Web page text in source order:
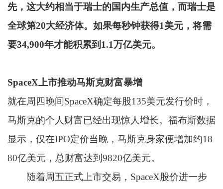
先，这大约相当于瑞士的国内生产总值，而瑞士是
全球第20大经济体。如果每秒钟获得1美元，将需
要34,900年才能积累到1.1万亿美元。
SpaceX上市推动马斯克财富暴增
就在周四晚间SpaceX确定每股135美元发行价时，
马斯克的个人财富已经出现惊人增长。福布斯数据
显示，仅在IPO定价当晚，马斯克身家便增加约18
80亿美元，总财富达到9820亿美元。
随着周五正式上市交易，SpaceX股价进一步